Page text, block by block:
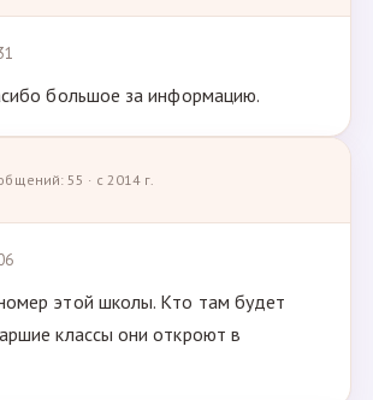
большое за информацию.
55 · с 2014 г.
этой школы. Кто там будет
классы они откроют в